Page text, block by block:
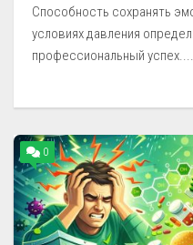
Способность сохранять
условиях давления
профессиональный успех....
0